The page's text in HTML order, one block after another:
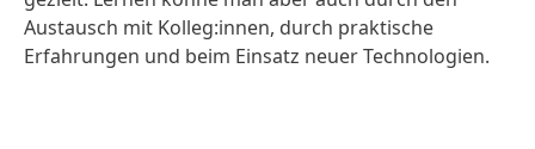
Austausch mit Kolleg:innen, durch praktische
Erfahrungen und beim Einsatz neuer Technologien.